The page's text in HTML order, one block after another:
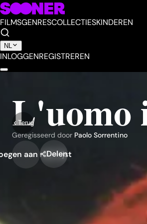
FILMSGENRESCOLLECTIESKINDEREN
NL
INLOGGENREGISTREREN
Terug
L'uomo
Geregisseerd door Paolo Sorrentino
aan mijn lijst
Delen